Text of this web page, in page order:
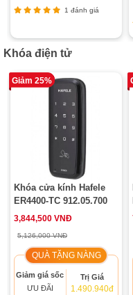
1 đánh giá
Khóa điện tử
Giảm 25%
Khóa cửa kính Hafele
ER4400-TC 912.05.700
3,844,500 VNĐ
5,126,000 VNĐ
QUÀ TẶNG NÀNG
Giảm giá sốc
ƯU ĐÃI
Trị Giá
1.490.940đ